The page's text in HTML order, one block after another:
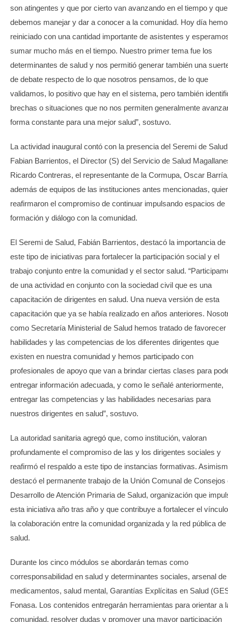
son atingentes y que por cierto van avanzando en el tiempo y que
debemos manejar y dar a conocer a la comunidad. Hoy día
reiniciado con una cantidad importante de asistentes y
sumar mucho más en el tiempo. Nuestro primer tema fue los
determinantes de salud y nos permitió generar también una
de debate respecto de lo que nosotros pensamos, de lo que
validamos, lo positivo que hay en el sistema, pero también
brechas o situaciones que no nos permiten generalmente
forma constante para una mejor salud”, sostuvo.
La actividad inaugural contó con la presencia del Seremi de
Fabian Barrientos, el Director (S) del Servicio de Salud
Ricardo Contreras, el representante de la Cormupa, Oscar
además de equipos de las instituciones antes mencionadas,
reafirmaron el compromiso de continuar impulsando espacios de
formación y diálogo con la comunidad.
El Seremi de Salud, Fabián Barrientos, destacó la importancia de
este tipo de iniciativas para fortalecer la participación social y el
trabajo conjunto entre la comunidad y el sector salud.
de una actividad en conjunto con la sociedad civil que es una
capacitación de dirigentes en salud. Una nueva versión de esta
capacitación que ya se había realizado en años anteriores.
como Secretaría Ministerial de Salud hemos tratado de favorecer
habilidades y las competencias de los diferentes dirigentes que
existen en nuestra comunidad y hemos participado con
profesionales de apoyo que van a brindar ciertas clases para
entregar información adecuada, y como le señalé anteriormente,
entregar las competencias y las habilidades necesarias para
nuestros dirigentes en salud”, sostuvo.
La autoridad sanitaria agregó que, como institución, valoran
profundamente el compromiso de las y los dirigentes sociales y
reafirmó el respaldo a este tipo de instancias formativas.
destacó el permanente trabajo de la Unión Comunal de Consejos
Desarrollo de Atención Primaria de Salud, organización que
esta iniciativa año tras año y que contribuye a fortalecer el
la colaboración entre la comunidad organizada y la red pública de
salud.
Durante los cinco módulos se abordarán temas como
corresponsabilidad en salud y determinantes sociales, arsenal de
medicamentos, salud mental, Garantías Explícitas en Salud
Fonasa. Los contenidos entregarán herramientas para orientar a
comunidad, resolver dudas y promover una mayor participación